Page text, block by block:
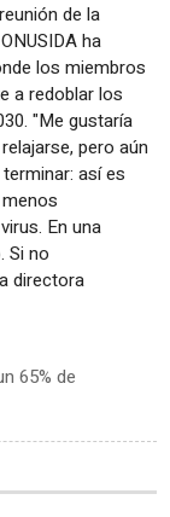
de la
ha
los miembros
a redoblar los
"Me gustaría
pero aún
así es
En una
Si no
directora
65% de